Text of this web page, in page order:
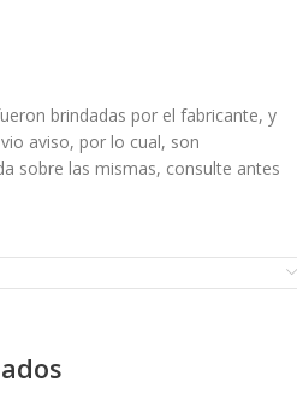
brindadas por el fabricante, y
aviso, por lo cual, son
sobre las mismas, consulte antes